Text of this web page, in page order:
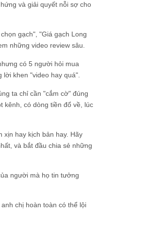
và giải quyết nỗi sợ cho
gạch", "Giá gạch Long
những video review sâu.
có 5 người hỏi mua
khen "video hay quá".
ta chỉ cần "cắm cờ" đúng
kênh, có dòng tiền đổ về, lúc
hay kịch bản hay. Hãy
và bắt đầu chia sẻ những
người mà họ tin tưởng
chị hoàn toàn có thể lội